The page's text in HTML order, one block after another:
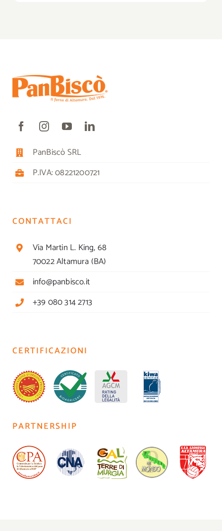
PanBiscò SRL
P.IVA: 08221200721
CONTATTACI
Via Martin L. King, 68
70022 Altamura (BA)
info@panbisco.it
+39 080 314 2713
CERTIFICAZIONI
PARTNERSHIP